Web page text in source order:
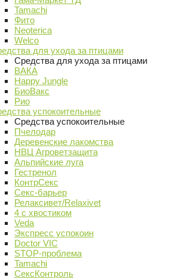
Tamachi
Фито
Neoterica
Welco
для ухода за птицами
Средства для ухода за птицами
ВАКА
Happy Jungle
БиоВакс
Рио
успокоительные
Средства успокоительные
Пчелодар
Деревенские лакомства
НВЦ Агроветзащита
Альпийские луга
Гестренол
КонтрСекс
Секс-барьер
Релаксивет/Relaxivet
4 с хвостиком
Veda
Экспресс успокоин
Doctor VIC
STOP-проблема
Tamachi
СексКонтроль